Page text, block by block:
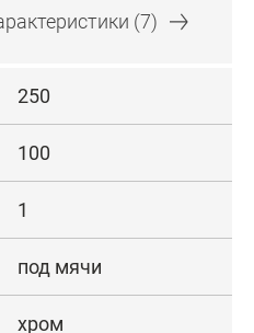
(7)
250
100
1
под мячи
хром